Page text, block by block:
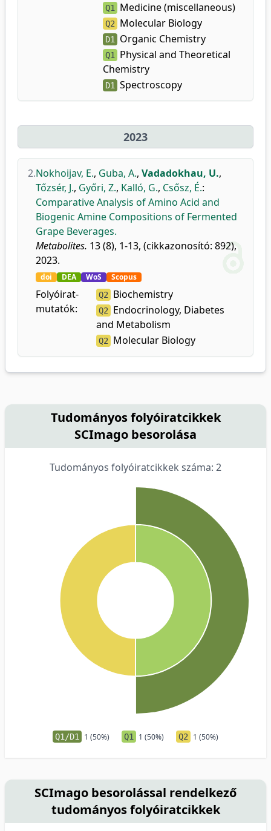
Q1 Medicine (miscellaneous)
Q2 Molecular Biology
D1 Organic Chemistry
Q1
Physical and Theoretical
Chemistry
D1 Spectroscopy
2023
2.Nokhoijav, E., Guba, A., Vadadokhau, U.,
Tőzsér, J., Győri, Z., Kalló, G., Csősz, É.:
Comparative Analysis of Amino Acid and
Biogenic Amine Compositions of Fermented
Grape Beverages.
Metabolites. 13 (8), 1-13, (cikkazonosító: 892),
2023.
doi DEA WoS Scopus
Folyóirat-
mutatók:
Q2 Biochemistry
Q2
Endocrinology, Diabetes
and Metabolism
Q2 Molecular Biology
Tudományos folyóiratcikkek
SCImago besorolása
Tudományos folyóiratcikkek száma: 2
Q1/D1 1 (50%) Q1 1 (50%) Q2 1 (50%)
SCImago besorolással rendelkező
tudományos folyóiratcikkek